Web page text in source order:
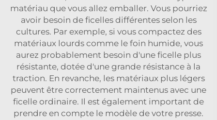
matériau que vous allez emballer. Vous pourriez
avoir besoin de ficelles différentes selon les
cultures. Par exemple, si vous compactez des
matériaux lourds comme le foin humide, vous
aurez probablement besoin d'une ficelle plus
résistante, dotée d'une grande résistance à la
traction. En revanche, les matériaux plus légers
peuvent être correctement maintenus avec une
ficelle ordinaire. Il est également important de
prendre en compte le modèle de votre presse.